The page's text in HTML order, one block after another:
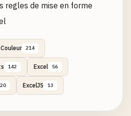
regles de mise en forme
Couleur 214
142 Excel 56
20 ExcelJS 13